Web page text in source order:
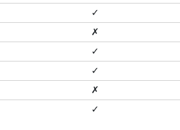
✓
✗
✓
✓
✗
✓